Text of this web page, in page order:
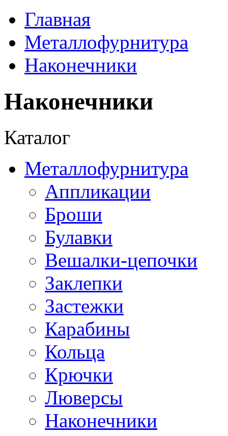
Главная
Металлофурнитура
Наконечники
Наконечники
Каталог
Металлофурнитура
Аппликации
Броши
Булавки
Вешалки-цепочки
Заклепки
Застежки
Карабины
Кольца
Крючки
Люверсы
Наконечники